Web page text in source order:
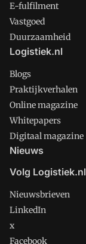
E-fulfilment
Vastgoed
Duurzaamheid
Logistiek.nl
Blogs
Praktijkverhalen
Online magazine
Whitepapers
Digitaal magazine
Nieuws
Volg Logistiek.nl
Nieuwsbrieven
LinkedIn
x
Facebook